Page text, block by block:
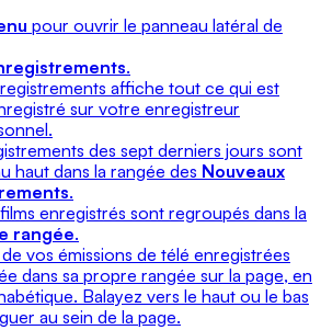
pour ouvrir le panneau latéral de
.
affiche tout ce qui est
sur votre enregistreur
des sept derniers jours sont
haut dans la rangée des Nouveaux
.
enregistrés sont regroupés dans la
rangée.
vos émissions de télé enregistrées
dans sa propre rangée sur la page, en
Balayez vers le haut ou le bas
au sein de la page.